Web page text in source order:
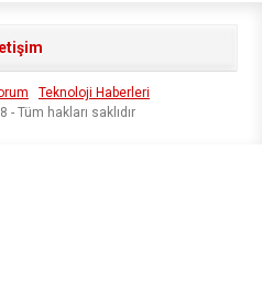
Teknoloji Haberleri
Tüm hakları saklıdır